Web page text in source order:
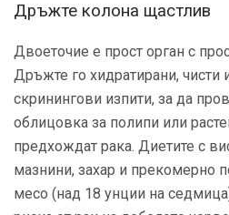
Дръжте колона щастлив
Двоеточие е прост орган с
Дръжте го хидратирани, чисти
скринингови изпити, за да
облицовка за полипи или
предхождат рака. Диетите с
мазнини, захар и прекомерно
месо (над 18 унции на